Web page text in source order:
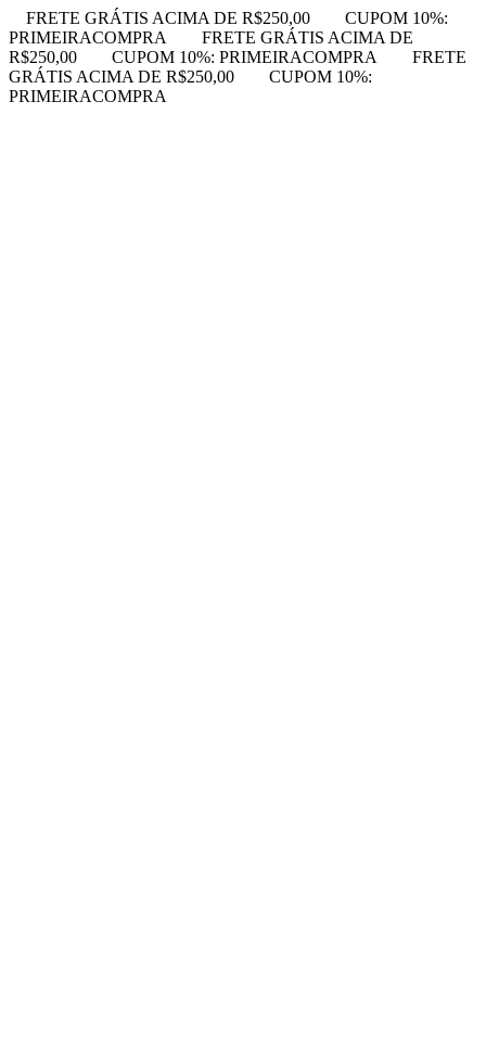
FRETE GRÁTIS ACIMA DE R$250,00
CUPOM 10%:
PRIMEIRACOMPRA
FRETE GRÁTIS ACIMA DE
R$250,00
CUPOM 10%: PRIMEIRACOMPRA
FRETE
GRÁTIS ACIMA DE R$250,00
CUPOM 10%:
PRIMEIRACOMPRA